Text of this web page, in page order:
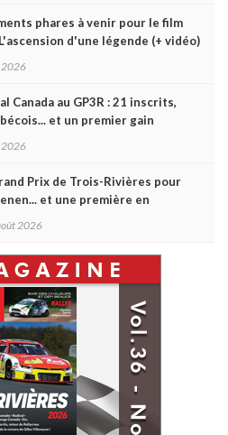
phares à venir pour le film
d'une légende (+ vidéo)
2026
Canada au GP3R : 21 inscrits,
et un premier gain
2026
Prix de Trois-Rivières pour
et une première en
2026